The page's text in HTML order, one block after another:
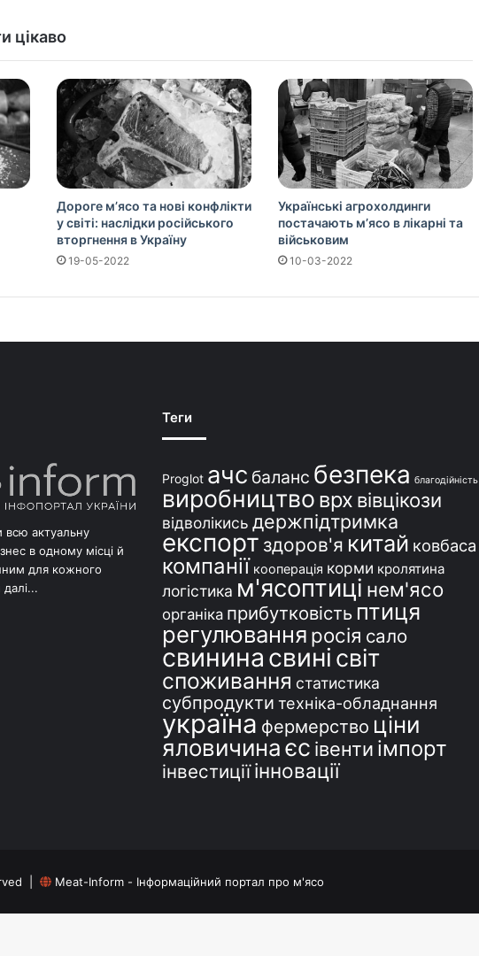
цікаво
Дороге м’ясо та нові конфлікти
у світі: наслідки російського
вторгнення в Україну
19-05-2022
Українські агрохолдинги
постачають м’ясо в лікарні та
військовим
10-03-2022
всю актуальну
в одному місці й
для кожного
далі...
Теги
Proglot ачс баланс безпека благодійність
виробництво врх вівцікози
відволікись держпідтримка
експорт здоров'я китай ковбаса
компанії кооперація корми кролятина
логістика м'ясоптиці нем'ясо
органіка прибутковість птиця
регулювання росія сало
свинина свині світ
споживання статистика
субпродукти техніка-обладнання
україна фермерство ціни
яловичинаєс івенти імпорт
інвестиції інновації
| Meat-Inform - Інформаційний портал про м'ясо